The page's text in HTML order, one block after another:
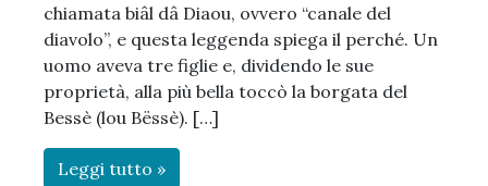
chiamata biâl dâ Diaou, ovvero “canale del
diavolo”, e questa leggenda spiega il perché. Un
uomo aveva tre figlie e, dividendo le sue
proprietà, alla più bella toccò la borgata del
Bessè (lou Bëssè). […]
Leggi tutto »